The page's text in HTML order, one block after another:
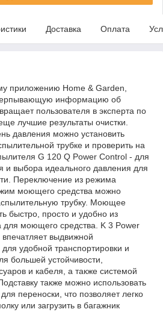
Доставка Оплата
приложению Home & Garden,
информацию об
пользователя в эксперта по
лучшие результаты очистки.
давления можно установить
трубке и проверить на
G 120 Q Power Control - для
и выбора идеального давления для
Переключение из режима
моющего средства можно
трубку. Моющее
быстро, просто и удобно из
для моющего средства. K 3 Power
выдвижной
для удобной транспортировки и
большей устойчивости,
и кабеля, а также системой
также можно использовать
переноски, что позволяет легко
или загрузить в багажник